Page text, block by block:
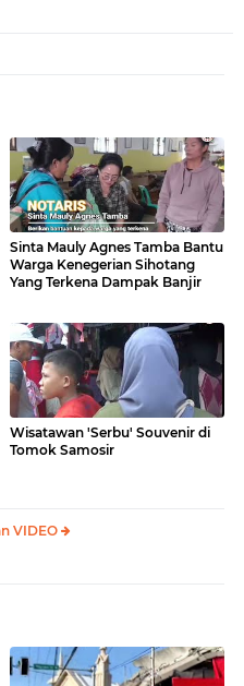
Sinta Mauly Agnes Tamba Bantu
Warga Kenegerian Sihotang
Yang Terkena Dampak Banjir
Wisatawan 'Serbu' Souvenir di
Tomok Samosir
VIDEO